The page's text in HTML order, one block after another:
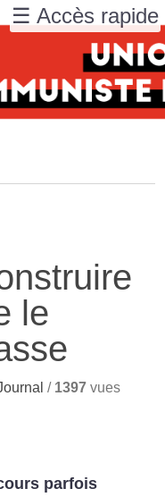
le
/ 1397 vues
parfois
☰ Accès rapide